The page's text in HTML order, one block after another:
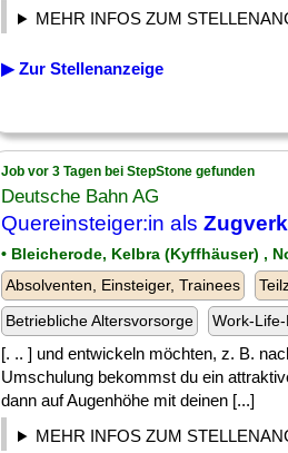
MEHR INFOS ZUM
▶ Zur Stellenanzeige
Job vor 3 Tagen bei StepStone gefunden
Deutsche Bahn AG
Quereinsteiger:in als
• Bleicherode, Kelbra (Kyffhäuser) ,
Absolventen, Einsteiger, Trainees
Betriebliche Altersvorsorge
Work-
[. .. ] und entwickeln möchten, z. B.
Umschulung bekommst du ein
dann auf Augenhöhe mit deinen [...]
MEHR INFOS ZUM